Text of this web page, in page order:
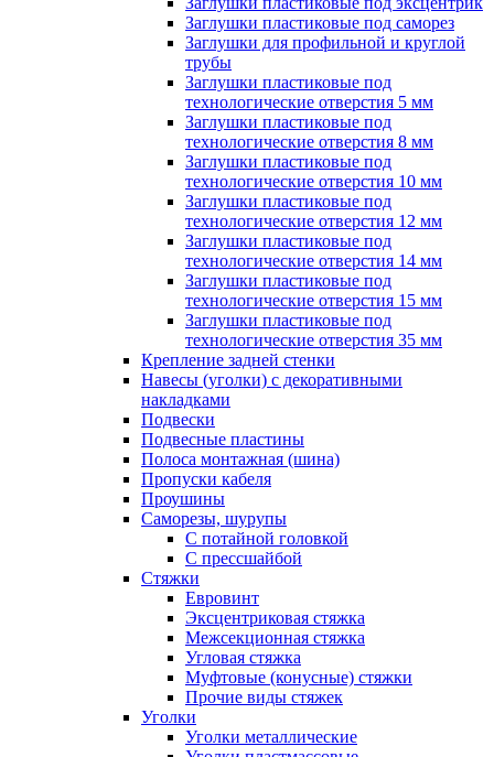
Заглушки пластиковые под саморез
Заглушки для профильной и круглой
трубы
Заглушки пластиковые под
технологические отверстия 5 мм
Заглушки пластиковые под
технологические отверстия 8 мм
Заглушки пластиковые под
технологические отверстия 10 мм
Заглушки пластиковые под
технологические отверстия 12 мм
Заглушки пластиковые под
технологические отверстия 14 мм
Заглушки пластиковые под
технологические отверстия 15 мм
Заглушки пластиковые под
технологические отверстия 35 мм
Крепление задней стенки
Навесы (уголки) с декоративными
накладками
Подвески
Подвесные пластины
Полоса монтажная (шина)
Пропуски кабеля
Проушины
Саморезы, шурупы
С потайной головкой
С прессшайбой
Стяжки
Евровинт
Эксцентриковая стяжка
Межсекционная стяжка
Угловая стяжка
Муфтовые (конусные) стяжки
Прочие виды стяжек
Уголки
Уголки металлические